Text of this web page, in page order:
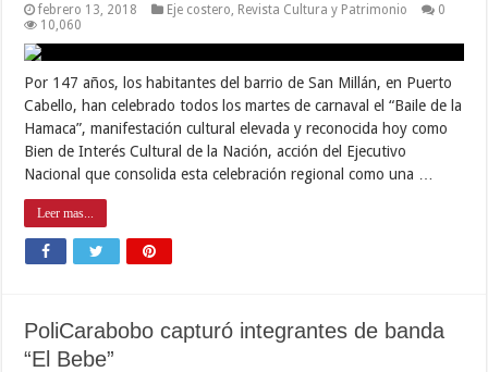
febrero 13, 2018 Eje costero Revista Cultura y Patrimonio
0
10,060
Por 147 años, los habitantes del barrio de San Millán, en Puerto
Cabello, han celebrado todos los martes de carnaval el “Baile de la
Hamaca”, manifestación cultural elevada y reconocida hoy como
Bien de Interés Cultural de la Nación, acción del Ejecutivo
Nacional que consolida esta celebración regional como una …
Leer mas...
PoliCarabobo capturó integrantes de banda
“El Bebe”